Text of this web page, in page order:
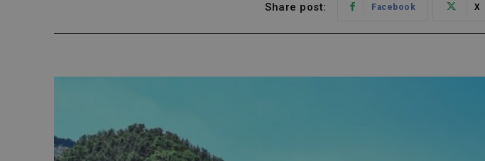
Share post: Facebook X